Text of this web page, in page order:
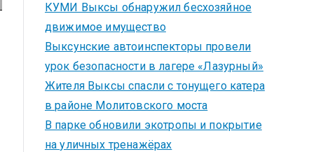
КУМИ Выксы обнаружил бесхозяйное
движимое имущество
Выксунские автоинспекторы провели
урок безопасности в лагере «Лазурный»
Жителя Выксы спасли с тонущего катера
в районе Молитовского моста
В парке обновили экотропы и покрытие
на уличных тренажёрах